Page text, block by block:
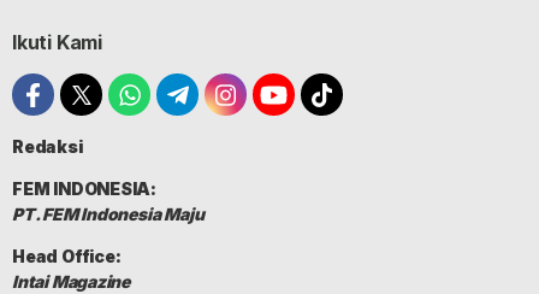
Ikuti Kami
Redaksi
FEM INDONESIA:
PT. FEM Indonesia Maju
Head Office:
Intai Magazine